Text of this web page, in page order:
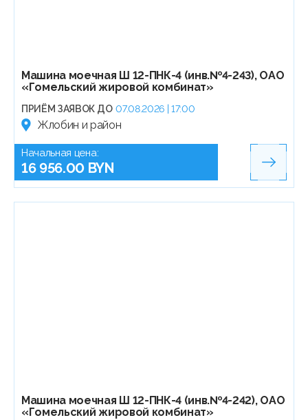
Машина моечная Ш 12-ПНК-4 (инв.№4-243), ОАО
«Гомельский жировой комбинат»
ПРИЁМ ЗАЯВОК ДО 07.08.2026 | 17:00
Жлобин и район
Начальная цена:
16 956.00 BYN
Машина моечная Ш 12-ПНК-4 (инв.№4-242), ОАО
«Гомельский жировой комбинат»